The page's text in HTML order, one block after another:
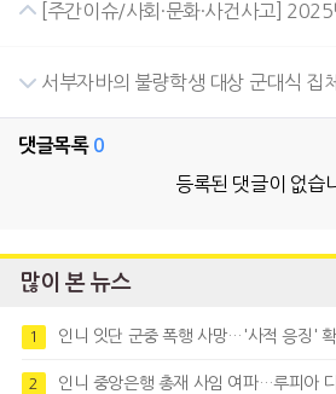
[주간이슈/사회·문화·사건사고]
서부자바의 불량학생 대상 군대식 집
댓글목록 0
등록된 댓글이 없습
많이 본 뉴스
1 인니 잇단 군중 폭행 사망…'사적 응징'
2 인니 중앙은행 총재 사임 여파…루피아